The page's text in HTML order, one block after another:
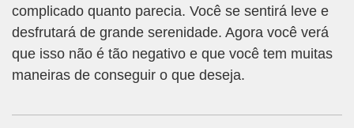
complicado quanto parecia. Você se sentirá leve e
desfrutará de grande serenidade. Agora você verá
que isso não é tão negativo e que você tem muitas
maneiras de conseguir o que deseja.